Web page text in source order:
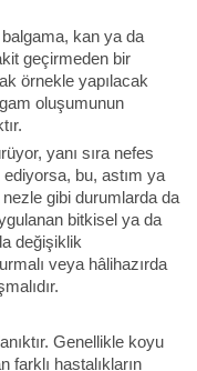
balgama, kan ya da
geçirmeden bir
örnekle yapılacak
oluşumunun
yanı sıra nefes
ediyorsa, bu, astım ya
gibi durumlarda da
bitkisel ya da
değişiklik
veya hâlihazırda
Genellikle koyu
farklı hastalıkların